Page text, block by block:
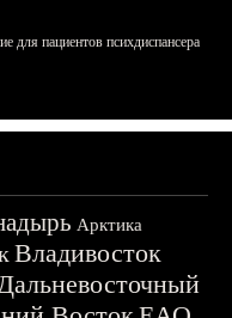
для пациентов психдиспансера
Арктика
Владивосток